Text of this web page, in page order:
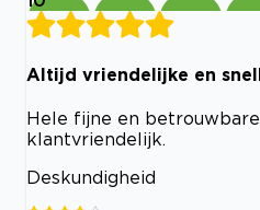
Altijd vriendelijke en
Hele fijne en
klantvriendelijk.
Deskundigheid